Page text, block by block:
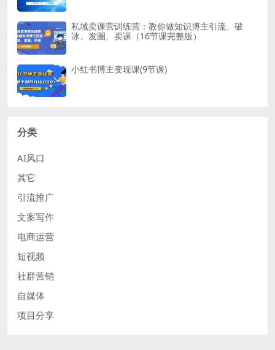
私域卖课营训练营：教你做知识博主引流、破
冰、发圈、卖课（16节课完整版）
小红书博主变现课(9节课)
分类
AI风口
其它
引流推广
文案写作
电商运营
短视频
社群营销
自媒体
项目分享